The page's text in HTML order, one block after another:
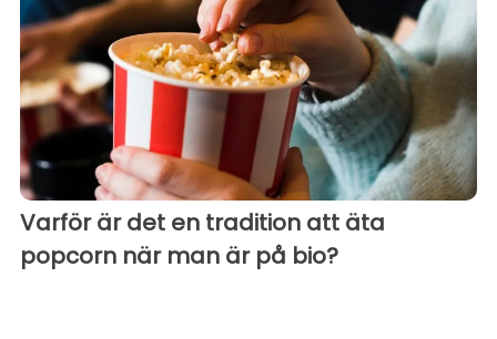
Varför är det en tradition att äta
popcorn när man är på bio?